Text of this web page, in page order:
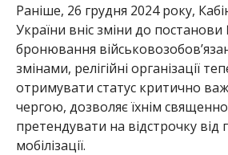
Раніше, 26 грудня 2024 року,
України вніс зміни до
бронювання
змінами, релігійні організації
отримувати статус критично
чергою, дозволяє їхнім
претендувати на відстрочку від
мобілізації.